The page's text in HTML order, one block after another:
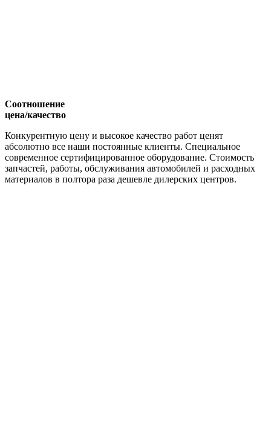
Соотношение
цена/качество
Конкурентную цену и высокое качество работ ценят
абсолютно все наши постоянные клиенты. Специальное
современное сертифицированное оборудование. Стоимость
запчастей, работы, обслуживания автомобилей и расходных
материалов в полтора раза дешевле дилерских центров.